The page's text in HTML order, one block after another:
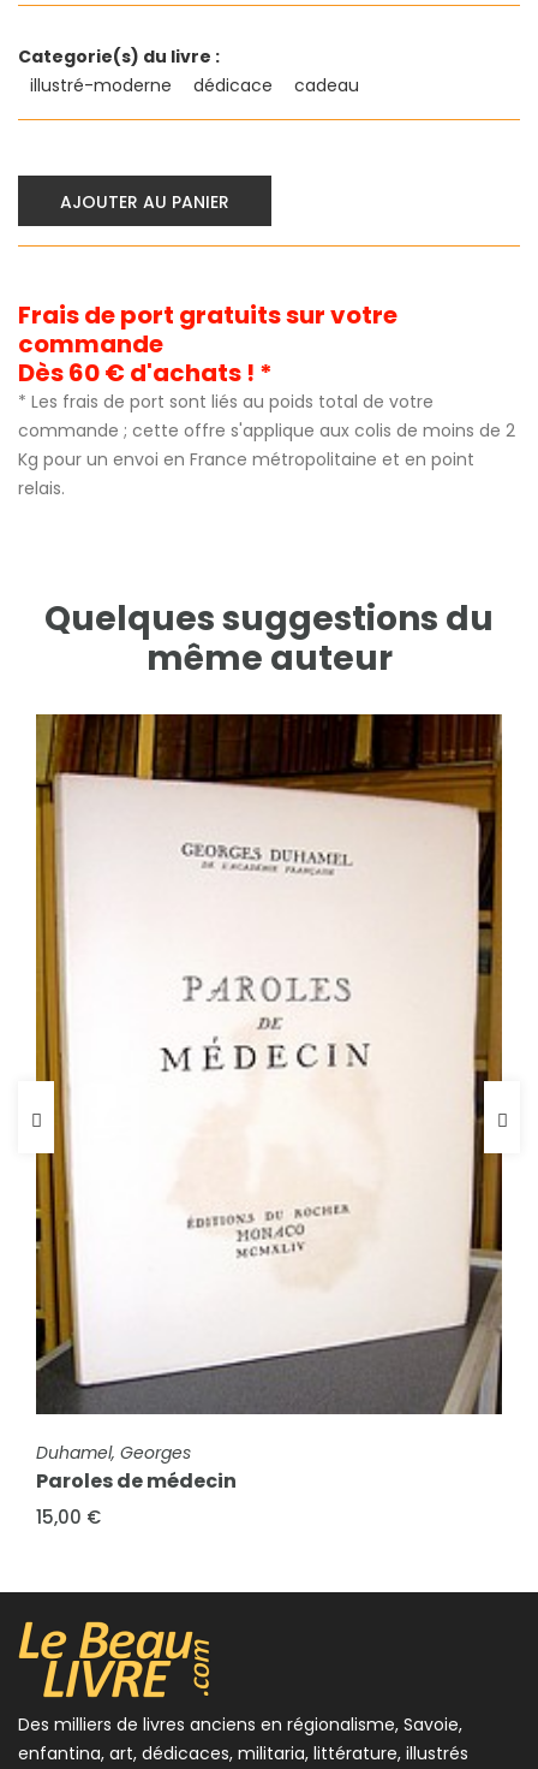
Categorie(s) du livre :
illustré-moderne
dédicace cadeau
AJOUTER AU PANIER
Frais de port gratuits sur votre
commande
Dès 60 € d'achats ! *
* Les frais de port sont liés au poids total de votre
commande ; cette offre s'applique aux colis de moins de 2
Kg pour un envoi en France métropolitaine et en point
relais.
Quelques suggestions du
même auteur
FICHE COMPLÈTE
Duhamel, Georges
Paroles de médecin
15,00 €
FICHE COMPLÈTE
Duhamel, Georges
Problèmes de l'heure
25,00 €
Des milliers de livres anciens en régionalisme, Savoie,
enfantina, art, dédicaces, militaria, littérature, illustrés